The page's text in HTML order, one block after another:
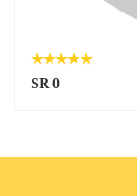
SR 0